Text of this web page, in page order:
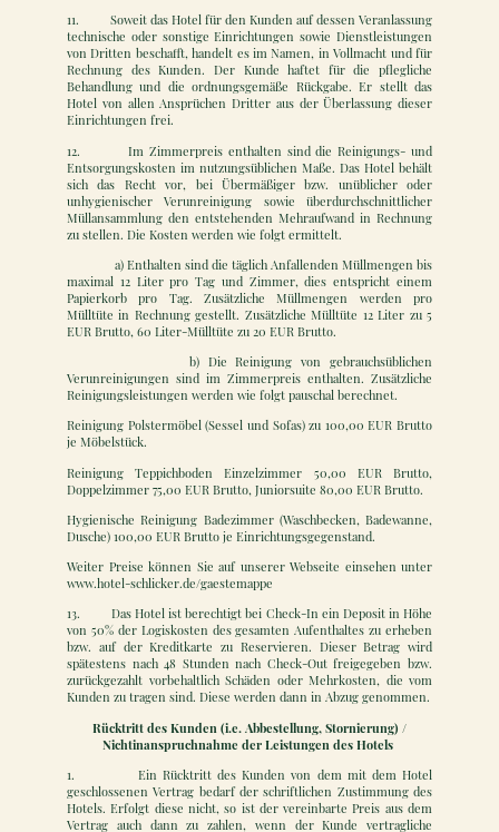
11. Soweit das Hotel für den Kunden auf dessen Veranlassung
technische oder sonstige Einrichtungen sowie Dienstleistungen
von Dritten beschafft, handelt es im Namen, in Vollmacht und für
Rechnung des Kunden. Der Kunde haftet für die pflegliche
Behandlung und die ordnungsgemäße Rückgabe. Er stellt das
Hotel von allen Ansprüchen Dritter aus der Überlassung dieser
Einrichtungen frei.
12. Im Zimmerpreis enthalten sind die Reinigungs- und
Entsorgungskosten im nutzungsüblichen Maße. Das Hotel behält
sich das Recht vor, bei Übermäßiger bzw. unüblicher oder
unhygienischer Verunreinigung sowie überdurchschnittlicher
Müllansammlung den entstehenden Mehraufwand in Rechnung
zu stellen. Die Kosten werden wie folgt ermittelt.
a) Enthalten sind die täglich Anfallenden Müllmengen bis
maximal 12 Liter pro Tag und Zimmer, dies entspricht einem
Papierkorb pro Tag. Zusätzliche Müllmengen werden pro
Mülltüte in Rechnung gestellt. Zusätzliche Mülltüte 12 Liter zu 5
EUR Brutto, 60 Liter-Mülltüte zu 20 EUR Brutto.
b) Die Reinigung von gebrauchsüblichen
Verunreinigungen sind im Zimmerpreis enthalten. Zusätzliche
Reinigungsleistungen werden wie folgt pauschal berechnet.
Reinigung Polstermöbel (Sessel und Sofas) zu 100,00 EUR Brutto
je Möbelstück.
Reinigung Teppichboden Einzelzimmer 50,00 EUR Brutto,
Doppelzimmer 75,00 EUR Brutto, Juniorsuite 80,00 EUR Brutto.
Hygienische Reinigung Badezimmer (Waschbecken, Badewanne,
Dusche) 100,00 EUR Brutto je Einrichtungsgegenstand.
Weiter Preise können Sie auf unserer Webseite einsehen unter
www.hotel-schlicker.de/gaestemappe
13. Das Hotel ist berechtigt bei Check-In ein Deposit in Höhe
von 50% der Logiskosten des gesamten Aufenthaltes zu erheben
bzw. auf der Kreditkarte zu Reservieren. Dieser Betrag wird
spätestens nach 48 Stunden nach Check-Out freigegeben bzw.
zurückgezahlt vorbehaltlich Schäden oder Mehrkosten, die vom
Kunden zu tragen sind. Diese werden dann in Abzug genommen.
Rücktritt des Kunden (i.e. Abbestellung, Stornierung) /
Nichtinanspruchnahme der Leistungen des Hotels
1. Ein Rücktritt des Kunden von dem mit dem Hotel
geschlossenen Vertrag bedarf der schriftlichen Zustimmung des
Hotels. Erfolgt diese nicht, so ist der vereinbarte Preis aus dem
Vertrag auch dann zu zahlen, wenn der Kunde vertragliche